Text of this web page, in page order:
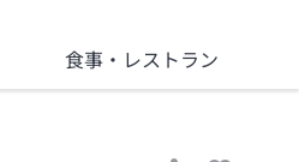
食事・レストラン